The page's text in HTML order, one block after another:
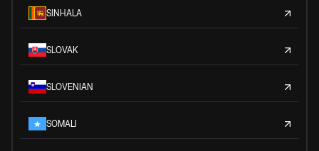
SINHALA
SLOVAK
SLOVENIAN
SOMALI